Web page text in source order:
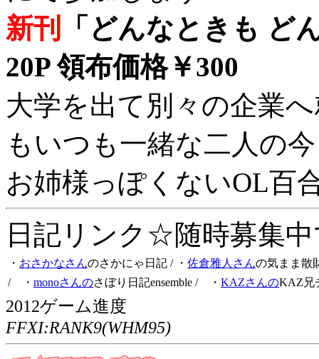
新刊
「どんなときも ど
20P 領布価格￥300
大学を出て別々の企業
もいつも一緒な二人の
お姉様っぽくないOL百
日記リンク☆随時募集
・ おさかなさんのさかにゃ日記 / ・ 佐倉雅人さんの気まま散
/ ・ monoさんのさぼり日記ensemble / ・ KAZさんのKAZ兄
2012ゲーム進度
FFXI:RANK9(WHM95)